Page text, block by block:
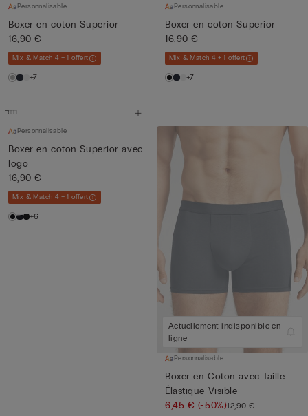
Personnalisable
Boxer en coton Superior
16,90 €
Mix & Match 4 + 1 offert
+7
Personnalisable
Boxer en coton Superior
16,90 €
Mix & Match 4 + 1 offert
+7
Personnalisable
Boxer en coton Superior avec
logo
16,90 €
Mix & Match 4 + 1 offert
+6
Actuellement indisponible en
ligne
Personnalisable
Boxer en Coton avec Taille
Élastique Visible
6,45 € (-50%)12,90 €